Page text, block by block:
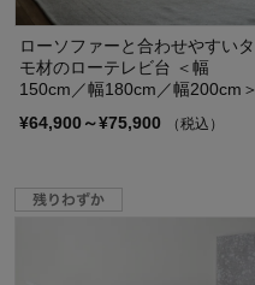
ローソファーと合わせやすいタ
モ材のローテレビ台 ＜幅
150cm／幅180cm／幅200cm＞
¥64,900～¥75,900
（税込）